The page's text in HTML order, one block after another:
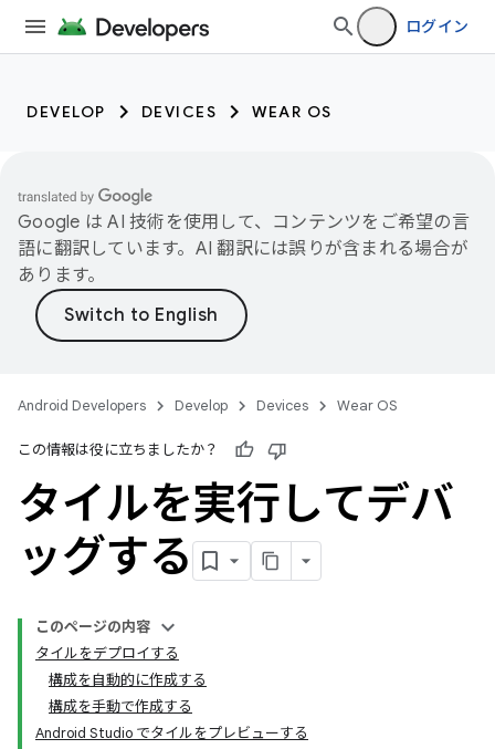
ログイン
DEVELOP DEVICES WEAR OS
Google は AI 技術を使用して、コンテンツをご希望の言
語に翻訳しています。AI 翻訳には誤りが含まれる場合が
あります。
Android Developers Develop Devices Wear OS
この情報は役に立ちましたか？
タイルを実行してデバ
ッグする
このページの内容
タイルをデプロイする
構成を自動的に作成する
構成を手動で作成する
Android Studio でタイルをプレビューする